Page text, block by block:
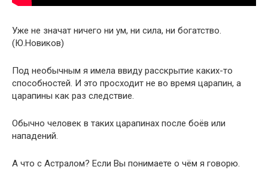
Уже не значат ничего ни ум, ни сила, ни богатство.
(Ю.Новиков)
Под необычным я имела ввиду расскрытие каких-то
способностей. И это просходит не во время царапин, а
царапины как раз следствие.
Обычно человек в таких царапинах после боёв или
нападений.
А что с Астралом? Если Вы понимаете о чём я говорю.